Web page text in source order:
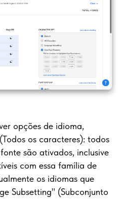
opções de idioma,
os caracteres): todos
são ativados, inclusive
com essa família de
os idiomas que
Subsetting" (Subconjunto